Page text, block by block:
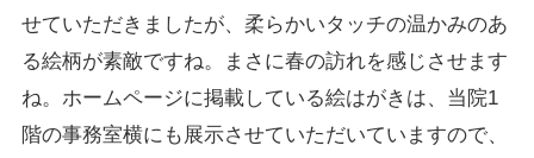
せていただきましたが、柔らかいタッチの温かみのあ
る絵柄が素敵ですね。まさに春の訪れを感じさせます
ね。ホームページに掲載している絵はがきは、当院1
階の事務室横にも展示させていただいていますので、